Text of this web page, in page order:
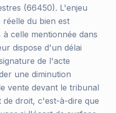
(66450). L'enjeu
réelle du bien est
celle mentionnée dans
dispose d'un délai
de l'acte
une diminution
vente devant le tribunal
de droit, c'est-à-dire que